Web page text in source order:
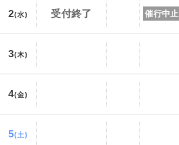
2(水) 受付終了 催行中止
3(木)
4(金)
5(土)